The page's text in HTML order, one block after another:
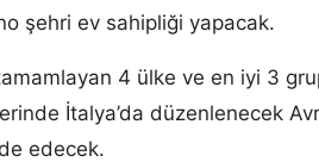
şehri ev sahipliği yapacak.
4 ülke ve en iyi 3
İtalya’da düzenlenecek
edecek.